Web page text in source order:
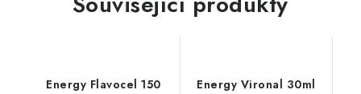
Energy Flavocel 150
Energy Vironal 30ml